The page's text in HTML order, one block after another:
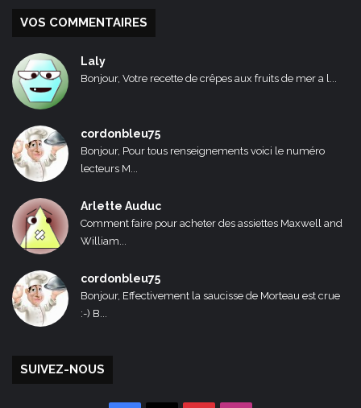
VOS COMMENTAIRES
Laly
Bonjour, Votre recette de crêpes aux fruits de mer a l...
cordonbleu75
Bonjour, Pour tous renseignements voici le numéro
lecteurs M...
Arlette Auduc
Comment faire pour acheter des assiettes Maxwell and
William...
cordonbleu75
Bonjour, Effectivement la saucisse de Morteau est crue
:-) B...
SUIVEZ-NOUS